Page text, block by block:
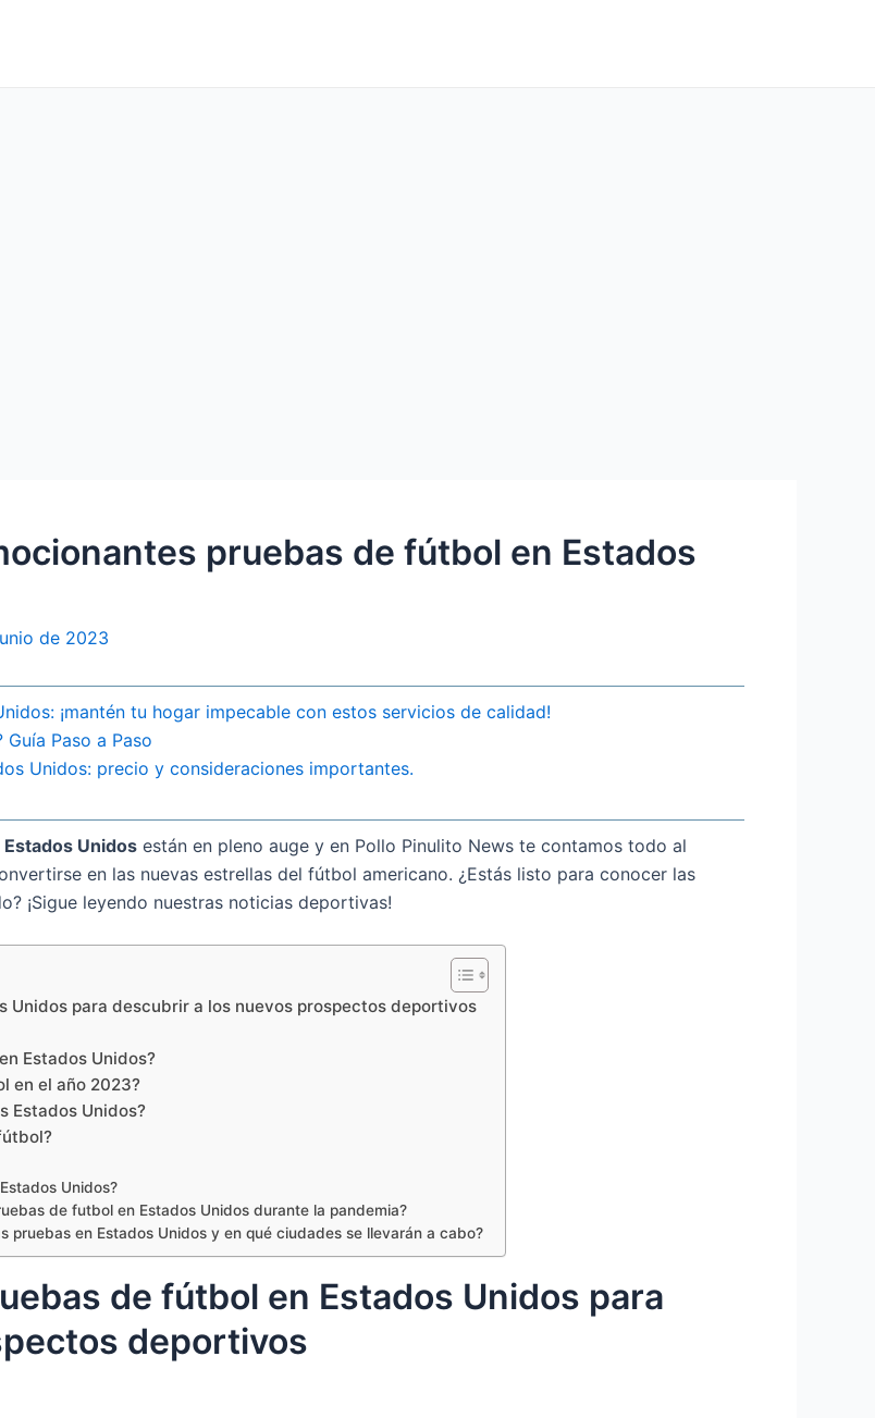
pruebas de fútbol en Estados
de 2023
¡mantén tu hogar impecable con estos servicios de calidad!
Paso a Paso
Unidos: precio y consideraciones importantes.
Unidos están en pleno auge y en Pollo Pinulito News te contamos todo al
en las nuevas estrellas del fútbol americano. ¿Estás listo para conocer las
¡Sigue leyendo nuestras noticias deportivas!
para descubrir a los nuevos prospectos deportivos
Estados Unidos?
en el año 2023?
Estados Unidos?
Unidos?
de futbol en Estados Unidos durante la pandemia?
pruebas en Estados Unidos y en qué ciudades se llevarán a cabo?
de fútbol en Estados Unidos para
deportivos